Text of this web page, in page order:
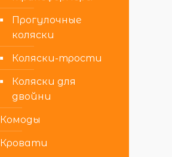
Прогулочные
коляски
Коляски-трости
Коляски для
двойни
Комоды
Кровати